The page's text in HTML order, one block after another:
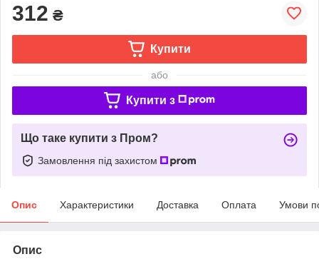
312 ₴
Купити
або
Купити з
Що таке купити з Пром?
Замовлення під захистом
Опис Характеристики Доставка Оплата Умови
Опис